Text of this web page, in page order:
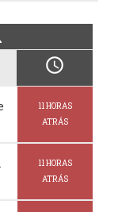
schedule
11 HORAS
ATRÁS
11 HORAS
ATRÁS